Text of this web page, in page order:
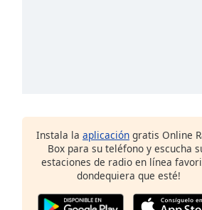
Instala la aplicación gratis Online
Box para su teléfono y escucha
estaciones de radio en línea
dondequiera que esté!